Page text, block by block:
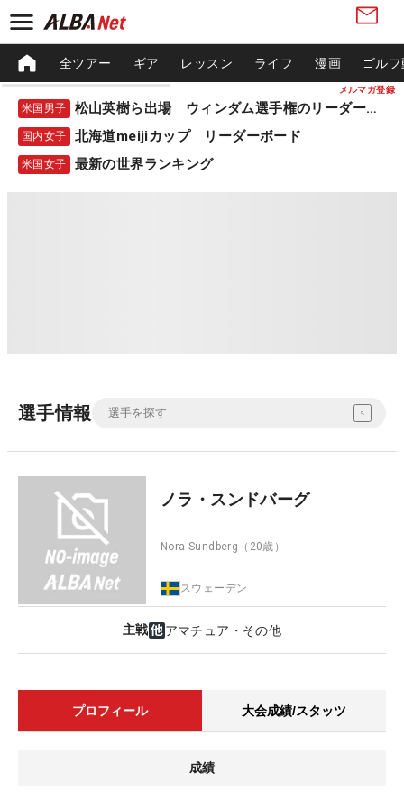
メルマガ登録
全ツアー ギア レッスン ライフ 漫画 ゴル
米国男子 松山英樹ら出場 ウィンダム選手権のリーダーボード
国内女子 北海道meijiカップ リーダーボード
米国女子 最新の世界ランキング
選手情報
ノラ・スンドバーグ
Nora Sundberg （20歳）
スウェーデン
主戦 アマチュア・その他
プロフィール 大会成績/スタッツ
成績